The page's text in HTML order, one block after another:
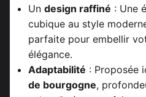
Un design raffiné : Une
cubique au style
parfaite pour embellir
élégance.
Adaptabilité : Proposée
de bourgogne,